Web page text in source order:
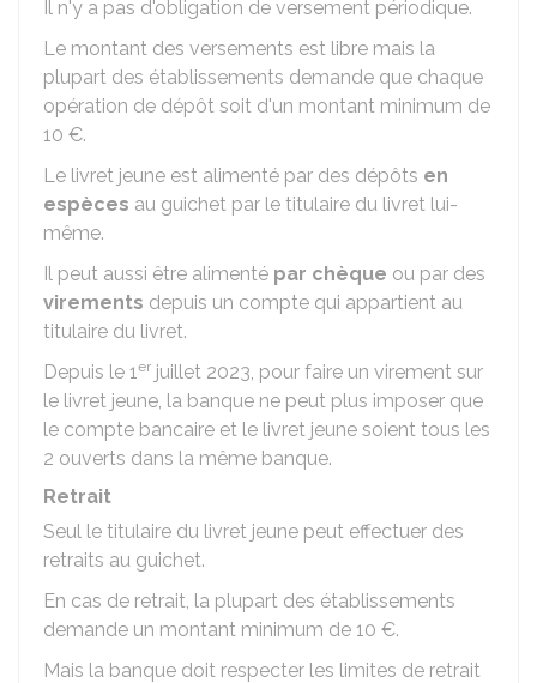
Il n'y a pas d'obligation de versement périodique.
Le montant des versements est libre mais la
plupart des établissements demande que chaque
opération de dépôt soit d'un montant minimum de
10 €.
Le livret jeune est alimenté par des dépôts en
espèces au guichet par le titulaire du livret lui-
même.
Il peut aussi être alimenté par chèque ou par des
virements depuis un compte qui appartient au
titulaire du livret.
Depuis le 1er juillet 2023, pour faire un virement sur
le livret jeune, la banque ne peut plus imposer que
le compte bancaire et le livret jeune soient tous les
2 ouverts dans la même banque.
Retrait
Seul le titulaire du livret jeune peut effectuer des
retraits au guichet.
En cas de retrait, la plupart des établissements
demande un montant minimum de 10 €.
Mais la banque doit respecter les limites de retrait